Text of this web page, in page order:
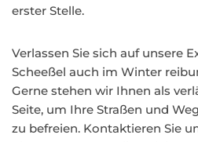
erster Stelle.
Verlassen Sie sich auf unsere
Scheeßel auch im Winter
Gerne stehen wir Ihnen als
Seite, um Ihre Straßen und
zu befreien. Kontaktieren Sie